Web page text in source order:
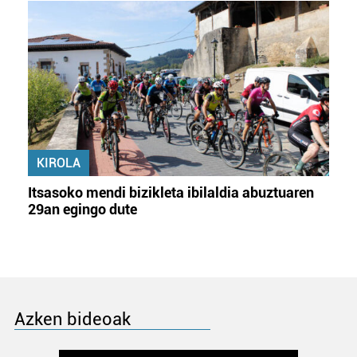
KIROLA
Itsasoko mendi bizikleta ibilaldia abuztuaren
29an egingo dute
Azken bideoak